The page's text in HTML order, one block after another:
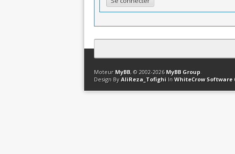
Contact Club Affiliation Retourner en haut
Moteur MyBB, © 2002-2026 MyBB Group.
Design By AliReza_Tofighi In WhiteCrow Software